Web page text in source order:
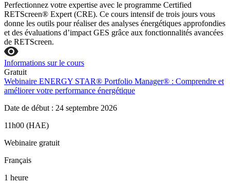
Perfectionnez votre expertise avec le programme Certified
RETScreen® Expert (CRE). Ce cours intensif de trois jours vous
donne les outils pour réaliser des analyses énergétiques approfondies
et des évaluations d’impact GES grâce aux fonctionnalités avancées
de RETScreen.
Informations sur le cours
Gratuit
Webinaire ENERGY STAR® Portfolio Manager® : Comprendre et
améliorer votre performance énergétique
Date de début : 24 septembre 2026
11h00 (HAE)
Webinaire gratuit
Français
1 heure